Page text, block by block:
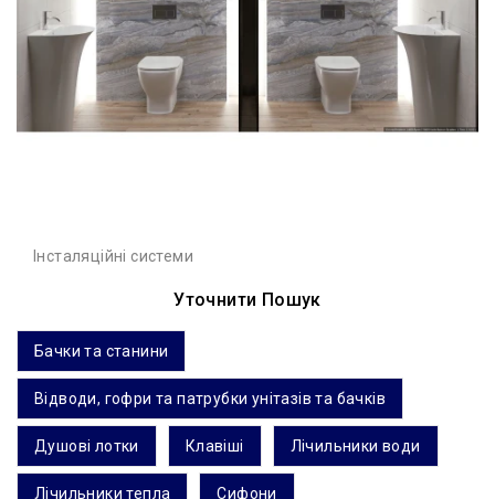
Інсталяційні системи
Уточнити Пошук
Бачки та станини
Відводи, гофри та патрубки унітазів та бачків
Душові лотки Клавіші Лічильники води
Лічильники тепла Сифони